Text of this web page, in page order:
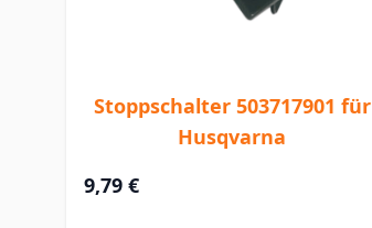
Stoppschalter 503717901 für
Husqvarna
9,79 €